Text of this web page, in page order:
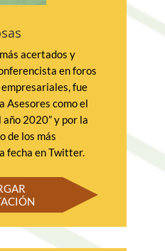
y hortalizas para
de cursos-
técnicos,
acertados y
en foros
fue
Asesores como el
2020” y por la
de los más
fecha en Twitter.